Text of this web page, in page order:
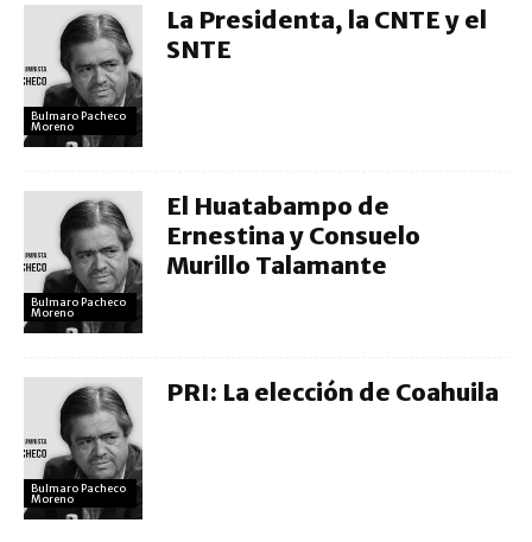
Bulmaro Pacheco
Moreno
La Presidenta, la CNTE y el
SNTE
Bulmaro Pacheco
Moreno
El Huatabampo de
Ernestina y Consuelo
Murillo Talamante
Bulmaro Pacheco
Moreno
PRI: La elección de Coahuila